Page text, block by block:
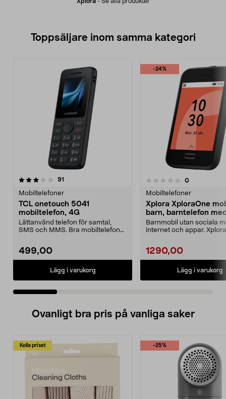
Toppsäljare inom samma kategori
91
Mobiltelefoner
TCL onetouch 5041
mobiltelefon, 4G
Lättanvänd telefon för samtal,
SMS och MMS. Bra mobiltelefon
499,00
Lägg i varukorg
-24%
0.0 av 5 stjärnor 0recensioner
Mobiltelefoner
Xplora XploraOne
barn, barntelefon
Barnmobil utan sociala
internet och appar. Xplora
1290,00
Lägg i varukorg
4.0 av 5 stjärnor
Ovanligt bra pris på vanliga saker
Kolla priset -25%